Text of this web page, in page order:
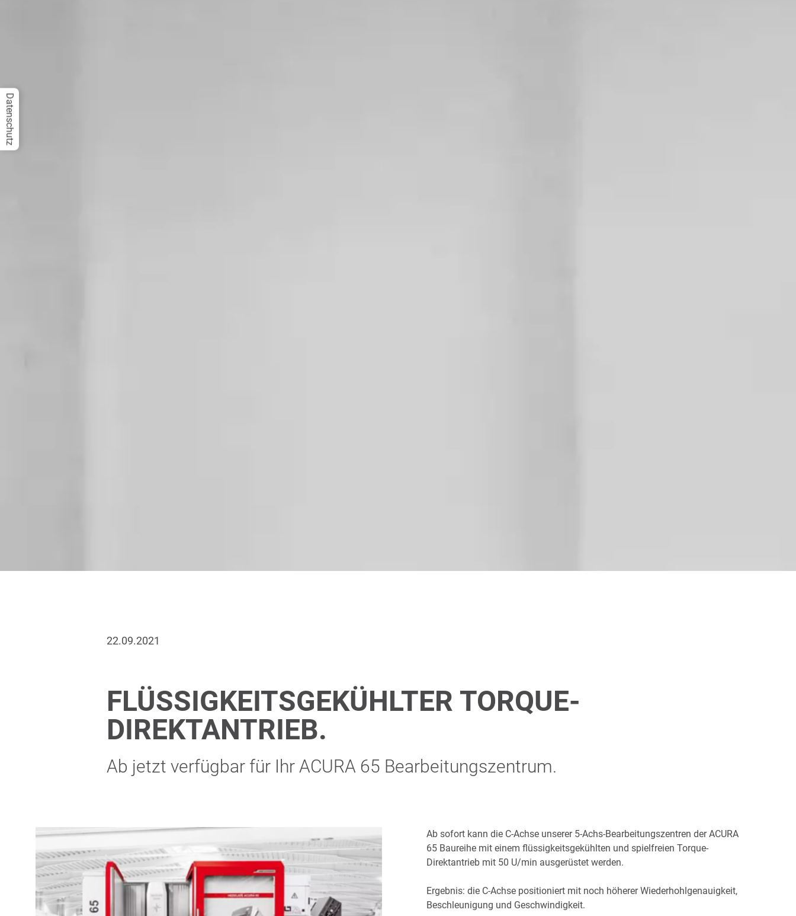
22.09.2021
FLÜSSIGKEITSGEKÜHLTER TORQUE-
DIREKTANTRIEB.
Ab jetzt verfügbar für Ihr ACURA 65 Bearbeitungszentrum.
Ab sofort kann die C-Achse unserer 5-Achs-Bearbeitungszentren der ACURA
65 Baureihe mit einem flüssigkeitsgekühlten und spielfreien Torque-
Direktantrieb mit 50 U/min ausgerüstet werden.
Ergebnis: die C-Achse positioniert mit noch höherer Wiederhohlgenauigkeit,
Beschleunigung und Geschwindigkeit.
Datenschutz